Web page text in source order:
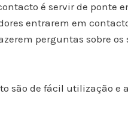
é servir de ponte
entrarem em
perguntas sobre
são de fácil utilização